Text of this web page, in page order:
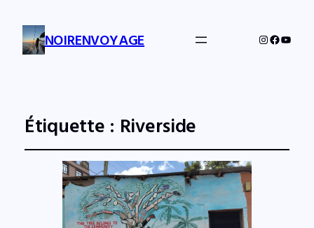
NOIRENVOYAGE Instagram
Étiquette : Riverside